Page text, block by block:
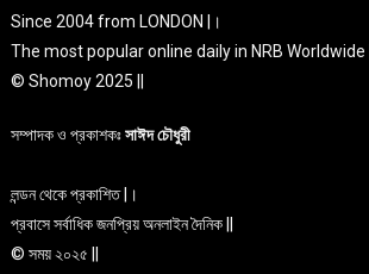
Since 2004 from LONDON |।
The most popular online daily in NRB Worldwide ||
© Shomoy 2025 ||
সম্পাদক ও প্রকাশকঃসাঈদ চৌধুরী
লন্ডন থেকে প্রকাশিত |।
প্রবাসে সর্বাধিক জনপ্রিয় অনলাইন দৈনিক ||
© সময় ২০২৫ ||